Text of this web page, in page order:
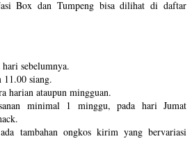
Box dan Tumpeng bisa dilihat di daftar
sebelumnya.
siang.
harian ataupun mingguan.
minimal 1 minggu, pada hari Jumat
tambahan ongkos kirim yang bervariasi